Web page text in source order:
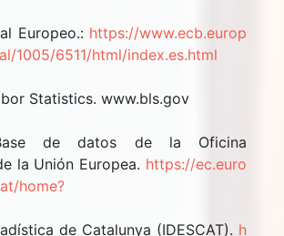
Europeo.: https://www.ecb.europ
1005/6511/html/index.es.html
Statistics. www.bls.gov
de datos de la Oficina
la Unión Europea. https://ec.euro
home?
de Catalunya (IDESCAT). h